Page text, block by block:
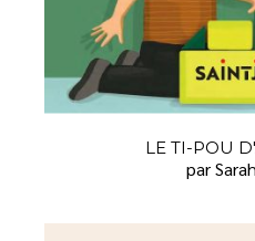
LE TI-POU
par